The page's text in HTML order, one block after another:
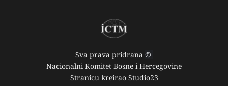
Sva prava pridrana ©
Nacionalni Komitet Bosne i Hercegovine
Stranicu kreirao Studio23